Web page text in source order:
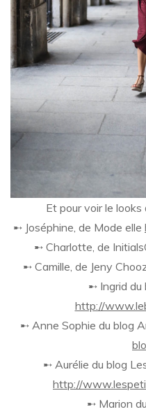
Et pour voir le looks
➸ Joséphine, de Mode elle
➸ Charlotte, de
➸ Camille, de Jeny
➸ Ingrid du
http://
➸ Anne Sophie du blog
➸ Aurélie du blog
http://
➸ Marion